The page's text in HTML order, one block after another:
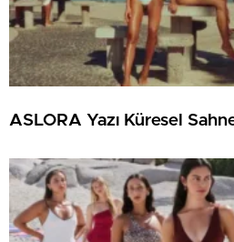
ASLORA Yazı Küresel